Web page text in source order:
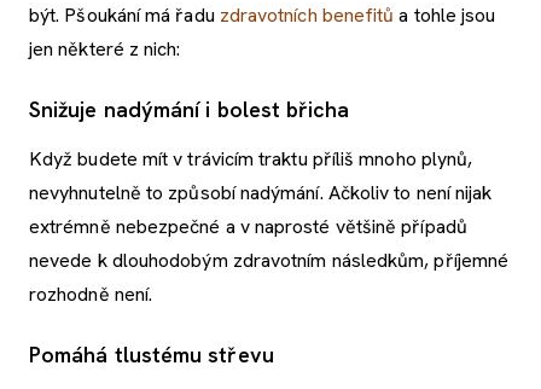
být. Pšoukání má řadu zdravotních benefitů a tohle jsou
jen některé z nich:
Snižuje nadýmání i bolest břicha
Když budete mít v trávicím traktu příliš mnoho plynů,
nevyhnutelně to způsobí nadýmání. Ačkoliv to není nijak
extrémně nebezpečné a v naprosté většině případů
nevede k dlouhodobým zdravotním následkům, příjemné
rozhodně není.
Pomáhá tlustému střevu